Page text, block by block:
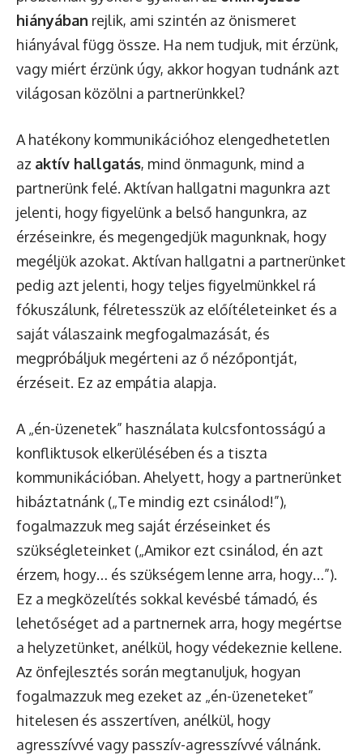
hiányában rejlik, ami szintén az önismeret
hiányával függ össze. Ha nem tudjuk, mit érzünk,
vagy miért érzünk úgy, akkor hogyan tudnánk azt
világosan közölni a partnerünkkel?
A hatékony kommunikációhoz elengedhetetlen
az aktív hallgatás, mind önmagunk, mind a
partnerünk felé. Aktívan hallgatni magunkra azt
jelenti, hogy figyelünk a belső hangunkra, az
érzéseinkre, és megengedjük magunknak, hogy
megéljük azokat. Aktívan hallgatni a partnerünket
pedig azt jelenti, hogy teljes figyelmünkkel rá
fókuszálunk, félretesszük az előítéleteinket és a
saját válaszaink megfogalmazását, és
megpróbáljuk megérteni az ő nézőpontját,
érzéseit. Ez az empátia alapja.
A „én-üzenetek” használata kulcsfontosságú a
konfliktusok elkerülésében és a tiszta
kommunikációban. Ahelyett, hogy a partnerünket
hibáztatnánk („Te mindig ezt csinálod!”),
fogalmazzuk meg saját érzéseinket és
szükségleteinket („Amikor ezt csinálod, én azt
érzem, hogy… és szükségem lenne arra, hogy…”).
Ez a megközelítés sokkal kevésbé támadó, és
lehetőséget ad a partnernek arra, hogy megértse
a helyzetünket, anélkül, hogy védekeznie kellene.
Az önfejlesztés során megtanuljuk, hogyan
fogalmazzuk meg ezeket az „én-üzeneteket”
hitelesen és asszertíven, anélkül, hogy
agresszívvé vagy passzív-agresszívvé válnánk.